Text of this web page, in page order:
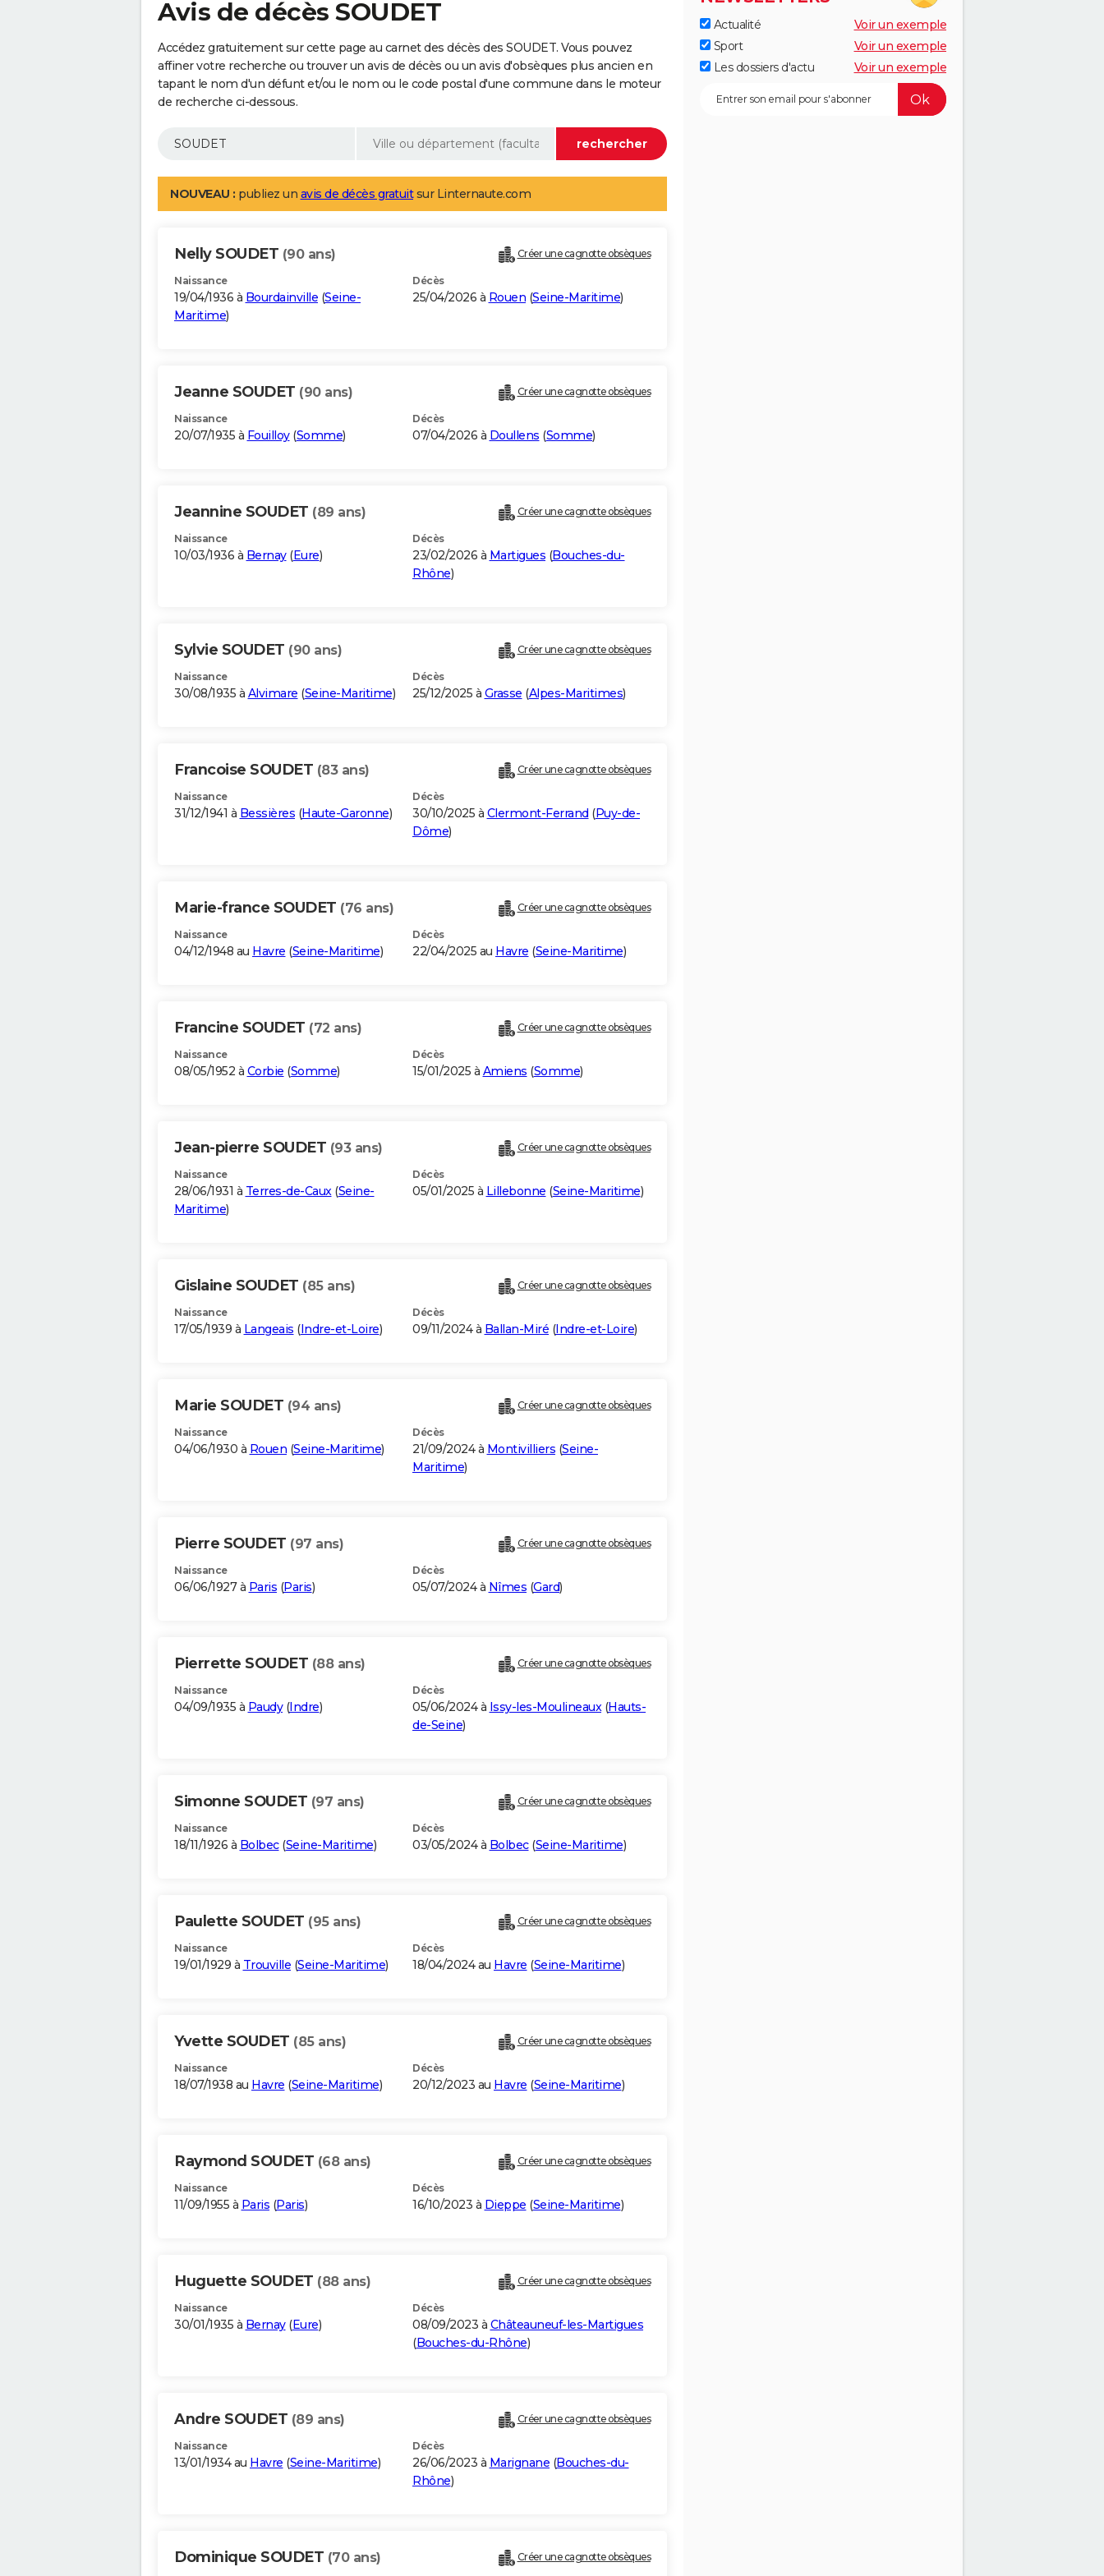
Avis de décès SOUDET
Accédez gratuitement sur cette page au carnet des décès des SOUDET. Vous pouvez
affiner votre recherche ou trouver un avis de décès ou un avis d'obsèques plus ancien en
tapant le nom d'un défunt et/ou le nom ou le code postal d'une commune dans le moteur
de recherche ci-dessous.
NOUVEAU : publiez un avis de décès gratuitsur Linternaute.com
Nelly SOUDET (90 ans) Créer une cagnotte obsèques
Naissance
19/04/1936 à Bourdainville (Seine-
Maritime)
Décès
25/04/2026 à Rouen (Seine-Maritime)
Jeanne SOUDET (90 ans) Créer une cagnotte obsèques
Naissance
20/07/1935 à Fouilloy(Somme)
Décès
07/04/2026 à Doullens (Somme)
Jeannine SOUDET (89 ans) Créer une cagnotte obsèques
Naissance
10/03/1936 à Bernay(Eure)
Décès
23/02/2026 à Martigues (Bouches-du-
Rhône)
Sylvie SOUDET (90 ans) Créer une cagnotte obsèques
Naissance
30/08/1935 à Alvimare (Seine-Maritime)
Décès
25/12/2025 à Grasse (Alpes-Maritimes)
Francoise SOUDET (83 ans) Créer une cagnotte obsèques
Naissance
31/12/1941 à Bessières (Haute-Garonne)
Décès
30/10/2025 à Clermont-Ferrand (Puy-de-
Dôme)
Marie-france SOUDET (76 ans) Créer une cagnotte obsèques
Naissance
04/12/1948 au Havre (Seine-Maritime)
Décès
22/04/2025 au Havre (Seine-Maritime)
Francine SOUDET (72 ans) Créer une cagnotte obsèques
Naissance
08/05/1952 à Corbie (Somme)
Décès
15/01/2025 à Amiens (Somme)
Jean-pierre SOUDET (93 ans) Créer une cagnotte obsèques
Naissance
28/06/1931 à Terres-de-Caux(Seine-
Maritime)
Décès
05/01/2025 à Lillebonne (Seine-Maritime)
Gislaine SOUDET (85 ans) Créer une cagnotte obsèques
Naissance
17/05/1939 à Langeais (Indre-et-Loire)
Décès
09/11/2024 à Ballan-Miré (Indre-et-Loire)
Marie SOUDET (94 ans) Créer une cagnotte obsèques
Naissance
04/06/1930 à Rouen (Seine-Maritime)
Décès
21/09/2024 à Montivilliers (Seine-
Maritime)
Pierre SOUDET (97 ans) Créer une cagnotte obsèques
Naissance
06/06/1927 à Paris (Paris)
Décès
05/07/2024 à Nîmes (Gard)
Pierrette SOUDET (88 ans) Créer une cagnotte obsèques
Naissance
04/09/1935 à Paudy(Indre)
Décès
05/06/2024 à Issy-les-Moulineaux(Hauts-
de-Seine)
Simonne SOUDET (97 ans) Créer une cagnotte obsèques
Naissance
18/11/1926 à Bolbec(Seine-Maritime)
Décès
03/05/2024 à Bolbec(Seine-Maritime)
Paulette SOUDET (95 ans) Créer une cagnotte obsèques
Naissance
19/01/1929 à Trouville (Seine-Maritime)
Décès
18/04/2024 au Havre (Seine-Maritime)
Yvette SOUDET (85 ans) Créer une cagnotte obsèques
Naissance
18/07/1938 au Havre (Seine-Maritime)
Décès
20/12/2023 au Havre (Seine-Maritime)
Raymond SOUDET (68 ans) Créer une cagnotte obsèques
Naissance
11/09/1955 à Paris (Paris)
Décès
16/10/2023 à Dieppe (Seine-Maritime)
Huguette SOUDET (88 ans) Créer une cagnotte obsèques
Naissance
30/01/1935 à Bernay(Eure)
Décès
08/09/2023 à Châteauneuf-les-Martigues
(Bouches-du-Rhône)
Andre SOUDET (89 ans) Créer une cagnotte obsèques
Naissance
13/01/1934 au Havre (Seine-Maritime)
Décès
26/06/2023 à Marignane (Bouches-du-
Rhône)
Dominique SOUDET (70 ans) Créer une cagnotte obsèques
Actualité
Voir un exemple
Sport
Voir un exemple
Les dossiers d'actu
Voir un exemple